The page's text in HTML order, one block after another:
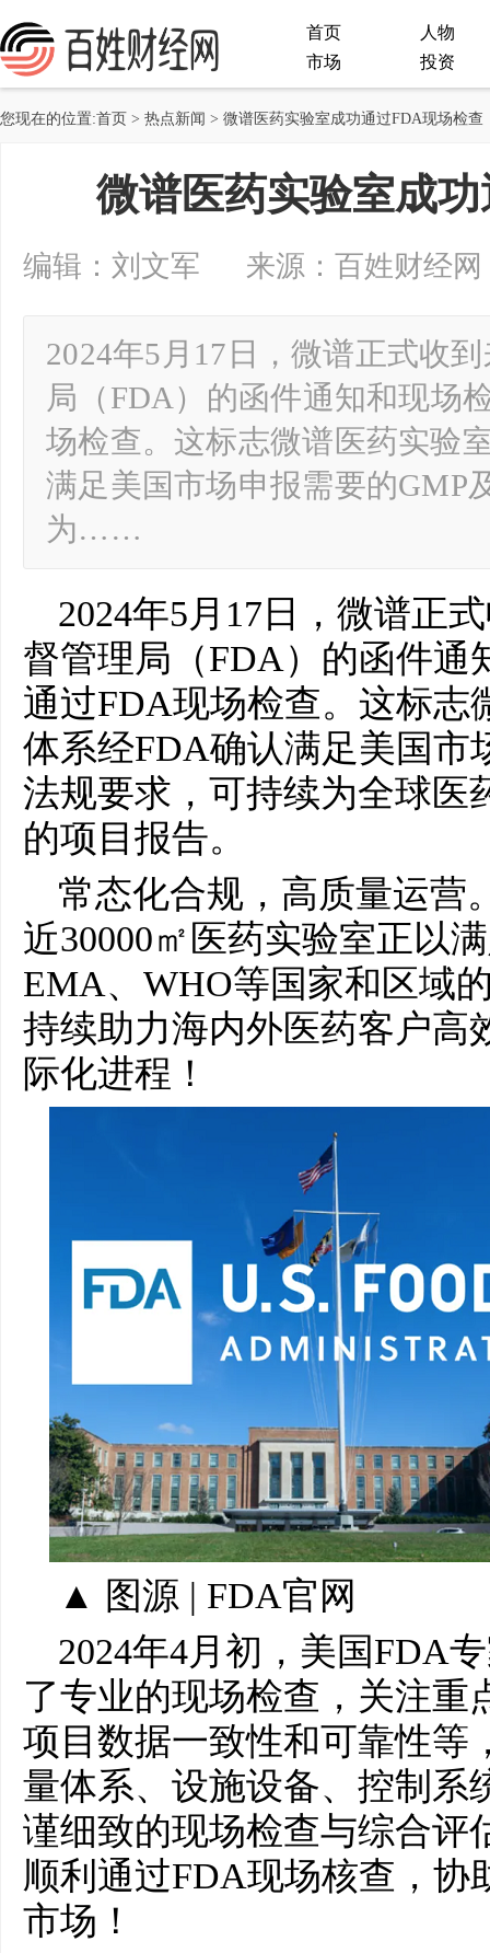
首页
人物
市场
投资
您现在的位置:首页 > 热点新闻 > 微谱医药实验室成功通过FDA现场检查
微谱医药实验室成
编辑：刘文军 来源：百姓财经网
2024年5月17日，微谱正式收
局（FDA）的函件通知和现场
场检查。这标志微谱医药实验
满足美国市场申报需要的GMP
为……
2024年5月17日，微谱正
督管理局（FDA）的函件通
通过FDA现场检查。这标志
体系经FDA确认满足美国市
法规要求，可持续为全球医
的项目报告。
常态化合规，高质量运营
近30000㎡医药实验室正以
EMA、WHO等国家和区域
持续助力海内外医药客户高
际化进程！
▲ 图源 | FDA官网
2024年4月初，美国FDA
了专业的现场检查，关注重
项目数据一致性和可靠性等
量体系、设施设备、控制系
谨细致的现场检查与综合评
顺利通过FDA现场核查，协
市场！